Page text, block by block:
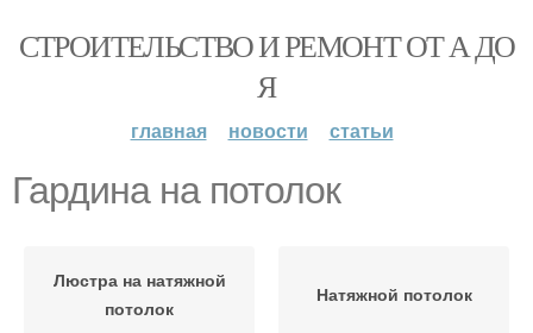
СТРОИТЕЛЬСТВО И РЕМОНТ ОТ А ДО
Я
главная новости статьи
Гардина на потолок
Люстра на натяжной
потолок
Натяжной потолок